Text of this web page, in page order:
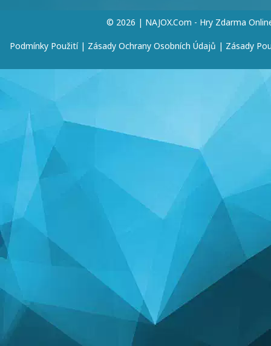
© 2026 | NAJOX.com - Hry Zdarma
Podmínky Použití| Zásady Ochrany Osobních Údajů | Zásady